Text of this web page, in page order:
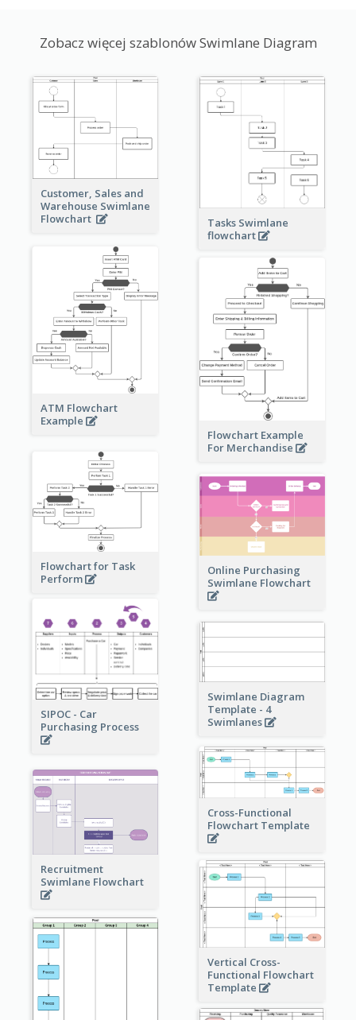
Zobacz więcej szablonów Swimlane Diagram
Customer, Sales and
Warehouse Swimlane
Flowchart
Tasks Swimlane
flowchart
ATM Flowchart
Example
Flowchart Example
For Merchandise
Flowchart for Task
Perform
Online Purchasing
Swimlane Flowchart
SIPOC - Car
Purchasing Process
Swimlane Diagram
Template - 4
Swimlanes
Cross-Functional
Flowchart Template
Recruitment
Swimlane Flowchart
Vertical Cross-
Functional Flowchart
Template